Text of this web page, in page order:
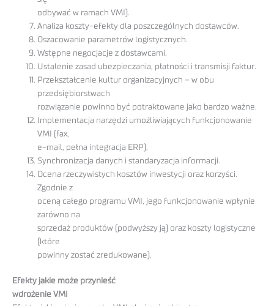
odbywać w ramach VMI).
Analiza koszty-efekty dla poszczególnych dostawców.
Oszacowanie parametrów logistycznych.
Wstępne negocjacje z dostawcami.
Ustalenie zasad ubezpieczania, płatności i transmisji faktur.
Przekształcenie kultur organizacyjnych – w obu
przedsiębiorstwach
rozwiązanie powinno być potraktowane jako bardzo ważne.
Implementacja narzędzi umożliwiających funkcjonowanie
VMI (fax,
e-mail, pełna integracja ERP).
Synchronizacja danych i standaryzacja informacji.
Ocena rzeczywistych kosztów inwestycji oraz korzyści.
Zgodnie z
oceną całego programu VMI, jego funkcjonowanie wpłynie
zarówno na
sprzedaż produktów (podwyższy ją) oraz koszty logistyczne
(które
powinny zostać zredukowane).
Efekty jakie może przynieść
wdrożenie VMI